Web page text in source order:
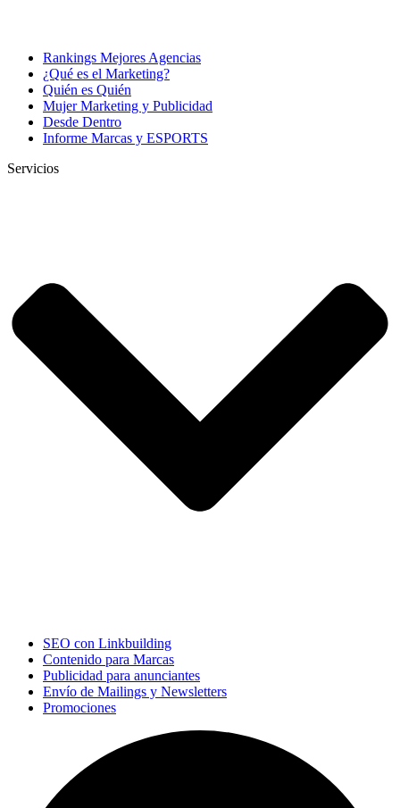
Rankings Mejores Agencias
¿Qué es el Marketing?
Quién es Quién
Mujer Marketing y Publicidad
Desde Dentro
Informe Marcas y ESPORTS
Servicios
SEO con Linkbuilding
Contenido para Marcas
Publicidad para anunciantes
Envío de Mailings y Newsletters
Promociones